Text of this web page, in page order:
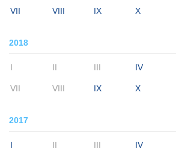
VII VIII IX X
2018
I II III IV
VII VIII IX X
2017
I II III IV